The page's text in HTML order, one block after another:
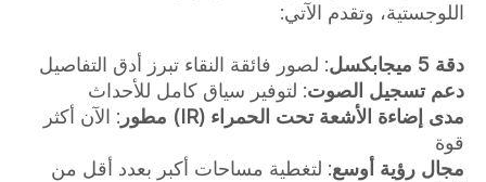
اللوجستية، وتقدم الآتي:
دقة 5 ميجابكسل
: لصور فائقة النقاء تبرز أدق التفاصيل
دعم تسجيل الصوت: لتوفير سياق كامل للأحداث
مدى إضاءة الأشعة تحت الحمراء (IR) مطور
: الآن أكثر
قوة
مجال رؤية أوسع: لتغطية مساحات أكبر بعدد أقل من